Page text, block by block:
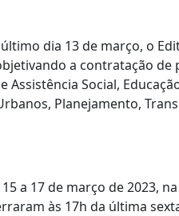
dia 13 de março, o
a contratação de
Social,
Planejamento,
a 17 de março de 2023,
às 17h da última